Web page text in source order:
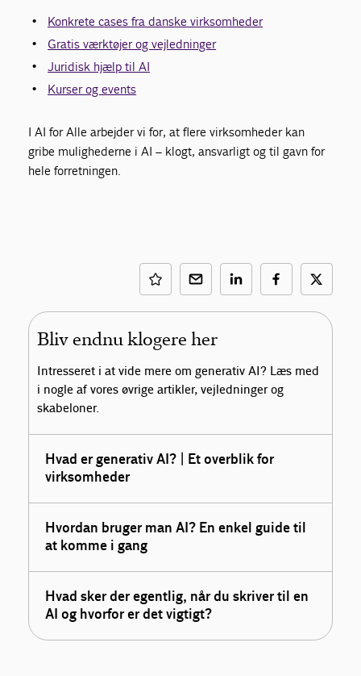
Konkrete cases fra danske virksomheder
Gratis værktøjer og vejledninger
Juridisk hjælp til AI
Kurser og events
I AI for Alle arbejder vi for, at flere virksomheder kan
gribe mulighederne i AI – klogt, ansvarligt og til gavn for
hele forretningen.
Bliv endnu klogere her
Intresseret i at vide mere om generativ AI? Læs med
i nogle af vores øvrige artikler, vejledninger og
skabeloner.
Hvad er generativ AI? | Et overblik for
virksomheder
Hvordan bruger man AI? En enkel guide til
at komme i gang
Hvad sker der egentlig, når du skriver til en
AI og hvorfor er det vigtigt?